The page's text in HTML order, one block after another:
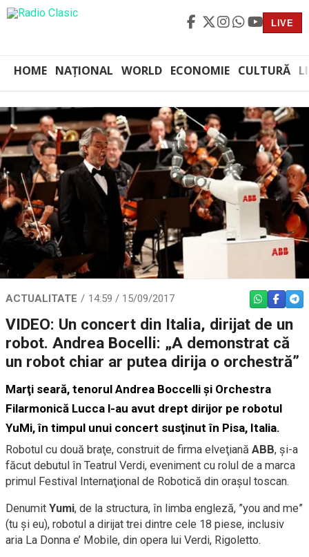
LIVE
HOME NAȚIONAL WORLD ECONOMIE CULTURĂ
ACTUALITATE 14:59 / 15/09/2017 WHATSAPP
VIDEO: Un concert din Italia, dirijat de un
robot. Andrea Bocelli: „A demonstrat că
un robot chiar ar putea dirija o orchestră”
Marţi seară, tenorul Andrea Boccelli şi Orchestra
Filarmonică Lucca l-au avut drept dirijor pe robotul
YuMi, în timpul unui concert susţinut în Pisa, Italia.
Robotul cu două braţe, construit de firma elveţiană ABB, şi-a
făcut debutul în Teatrul Verdi, eveniment cu rolul de a marca
primul Festival Internaţional de Robotică din oraşul toscan.
Denumit Yumi, de la structura, în limba engleză, ”you and me”
(tu şi eu), robotul a dirijat trei dintre cele 18 piese, inclusiv
aria La Donna e’ Mobile, din opera lui Verdi, Rigoletto.